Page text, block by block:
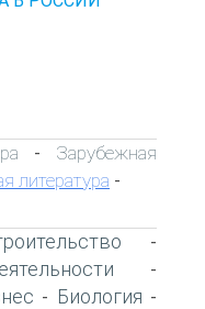
- Зарубежная
литература -
-
-
- Биология -